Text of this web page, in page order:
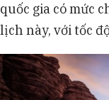
quốc gia có mức
lịch này, với tốc